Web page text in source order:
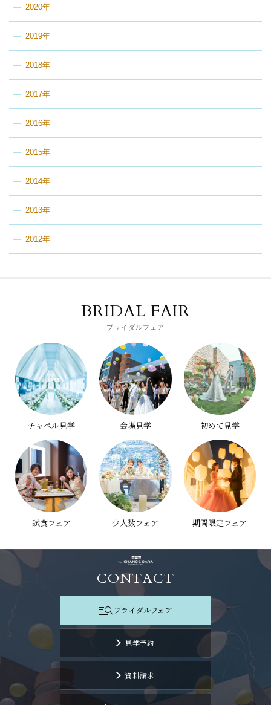
2020年
2019年
2018年
2017年
2016年
2015年
2014年
2013年
2012年
BRIDAL FAIR
ブライダルフェア
チャペル見学 会場見学 初めて見学
試食フェア 少人数フェア 期間限定フェア
CONTACT
ブライダルフェア
見学予約
資料請求